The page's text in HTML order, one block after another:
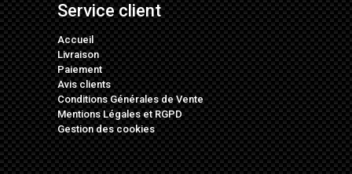
Service client
Accueil
Livraison
Paiement
Avis clients
Conditions Générales de Vente
Mentions LégalesetRGPD
Gestion des cookies